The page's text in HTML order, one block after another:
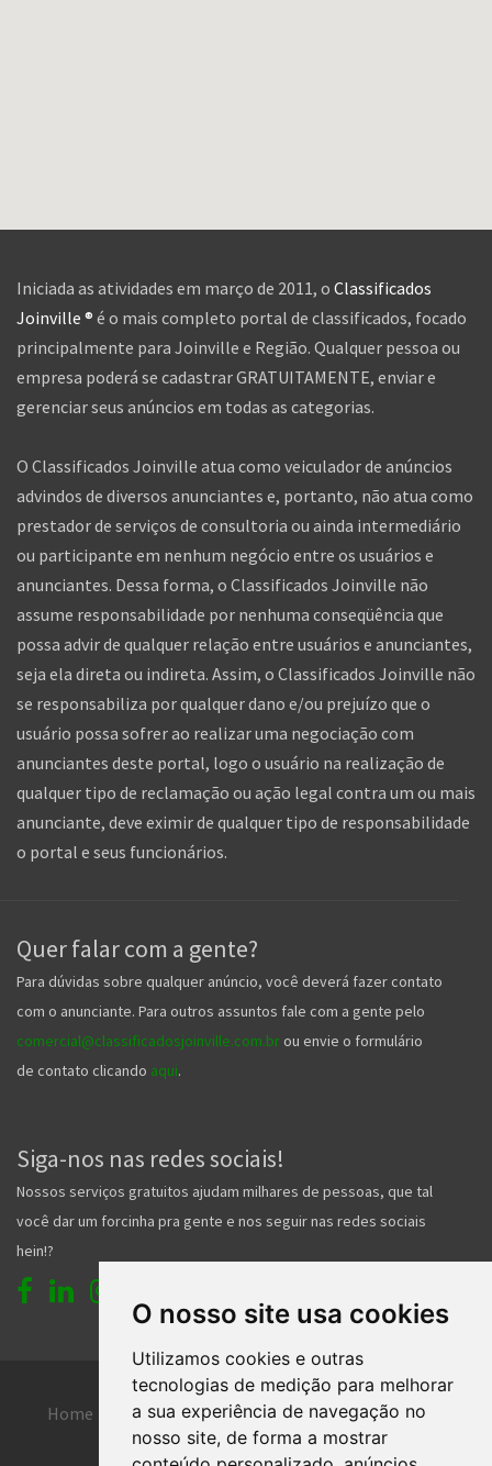
O nosso site usa cookies
Utilizamos cookies e outras
tecnologias de medição para melhorar
a sua experiência de navegação no
nosso site, de forma a mostrar
Iniciada as atividades em março de 2011, o Classificados
Joinville ® é o mais completo portal de classificados, focado
principalmente para Joinville e Região. Qualquer pessoa ou
empresa poderá se cadastrar GRATUITAMENTE, enviar e
gerenciar seus anúncios em todas as categorias.
O Classificados Joinville atua como veiculador de anúncios
advindos de diversos anunciantes e, portanto, não atua como
prestador de serviços de consultoria ou ainda intermediário
ou participante em nenhum negócio entre os usuários e
anunciantes. Dessa forma, o Classificados Joinville não
assume responsabilidade por nenhuma conseqüência que
possa advir de qualquer relação entre usuários e anunciantes,
seja ela direta ou indireta. Assim, o Classificados Joinville não
se responsabiliza por qualquer dano e/ou prejuízo que o
usuário possa sofrer ao realizar uma negociação com
anunciantes deste portal, logo o usuário na realização de
qualquer tipo de reclamação ou ação legal contra um ou mais
anunciante, deve eximir de qualquer tipo de responsabilidade
o portal e seus funcionários.
Quer falar com a gente?
Para dúvidas sobre qualquer anúncio, você deverá fazer contato
com o anunciante. Para outros assuntos fale com a gente pelo
comercial@classificadosjoinville.com.br ou envie o formulário
de contato clicando aqui.
Siga-nos nas redes sociais!
Nossos serviços gratuitos ajudam milhares de pessoas, que tal
você dar um forcinha pra gente e nos seguir nas redes sociais
hein!?
Home Entrar Faça seu cadastro
Contato Central de ajuda